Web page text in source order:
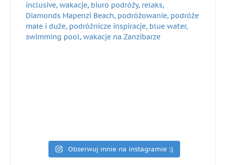
Obserwuj mnie na instagramie :)